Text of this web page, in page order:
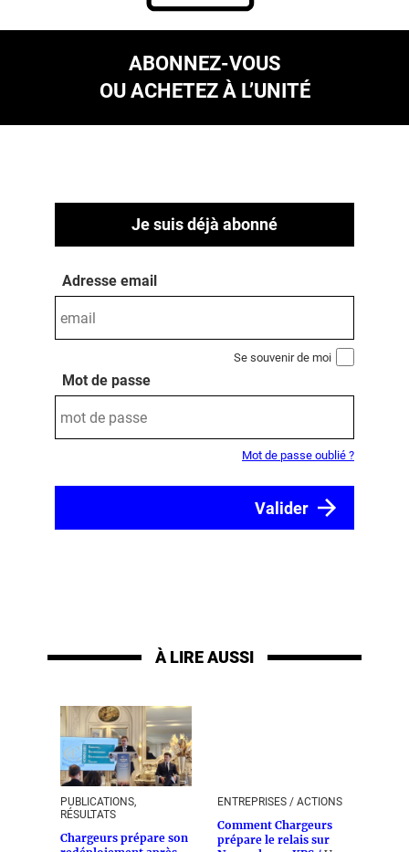
ABONNEZ-VOUS
OU ACHETEZ À L’UNITÉ
Je suis déjà abonné
Adresse email
Se souvenir de moi
Mot de passe
Mot de passe oublié ?
À LIRE AUSSI
PUBLICATIONS,
RÉSULTATS
Chargeurs prépare son
ENTREPRISES / ACTIONS
Comment Chargeurs
prépare le relais sur